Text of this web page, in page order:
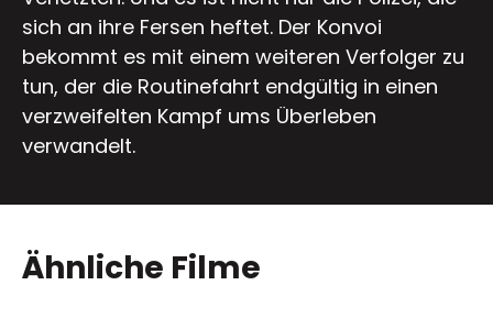
sich an ihre Fersen heftet. Der Konvoi
bekommt es mit einem weiteren Verfolger zu
tun, der die Routinefahrt endgültig in einen
verzweifelten Kampf ums Überleben
verwandelt.
Ähnliche Filme